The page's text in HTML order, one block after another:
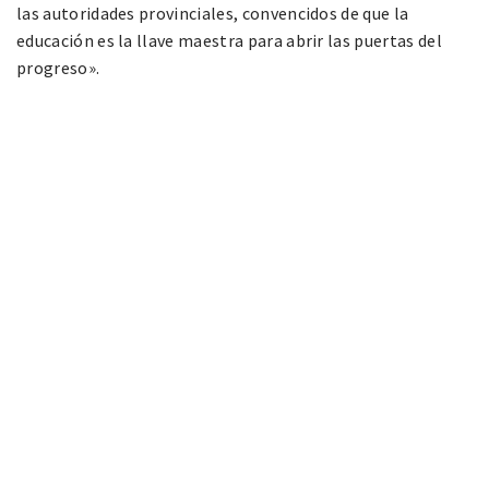
las autoridades provinciales, convencidos de que la
educación es la llave maestra para abrir las puertas del
progreso».